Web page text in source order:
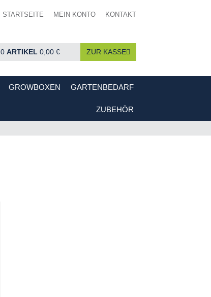
STARTSEITE MEIN KONTO KONTAKT
0 ARTIKEL 0,00 € ZUR KASSE
GROWBOXEN GARTENBEDARF
ZUBEHÖR